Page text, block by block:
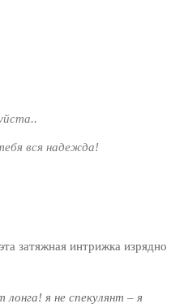
вся надежда!
затяжная интрижка изрядно
лонга! я не спекулянт – я